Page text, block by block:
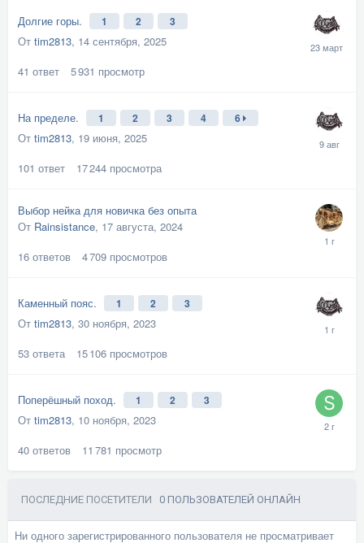
Долгие горы. 1 2 3
От tim2813, 14 сентября, 2025
41 ответ 5 931 просмотр
На пределе. 1 2 3 4 6
От tim2813, 19 июня, 2025
101 ответ 17 244 просмотра
Выбор нейка для новичка без опыта
От Rainsistance, 17 августа, 2024
16 ответов 4 709 просмотров
Каменный пояс. 1 2 3
От tim2813, 30 ноября, 2023
53 ответа 15 106 просмотров
Поперёшный поход. 1 2 3
От tim2813, 10 ноября, 2023
40 ответов 11 781 просмотр
ПОСЛЕДНИЕ ПОСЕТИТЕЛИ 0 ПОЛЬЗОВАТЕЛЕЙ ОНЛАЙН
Ни одного зарегистрированного пользователя не просматривает